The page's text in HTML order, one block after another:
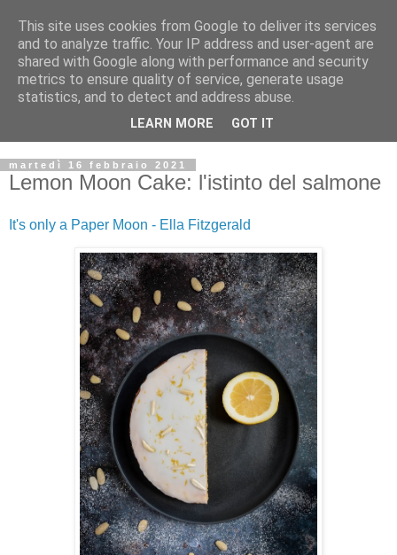
martedì 16 febbraio 2021
Lemon Moon Cake: l'istinto del salmone
It's only a Paper Moon - Ella Fitzgerald
This site uses cookies from Google to deliver its services
and to analyze traffic. Your IP address and user-agent are
shared with Google along with performance and security
metrics to ensure quality of service, generate usage
statistics, and to detect and address abuse.
LEARN MORE GOT IT